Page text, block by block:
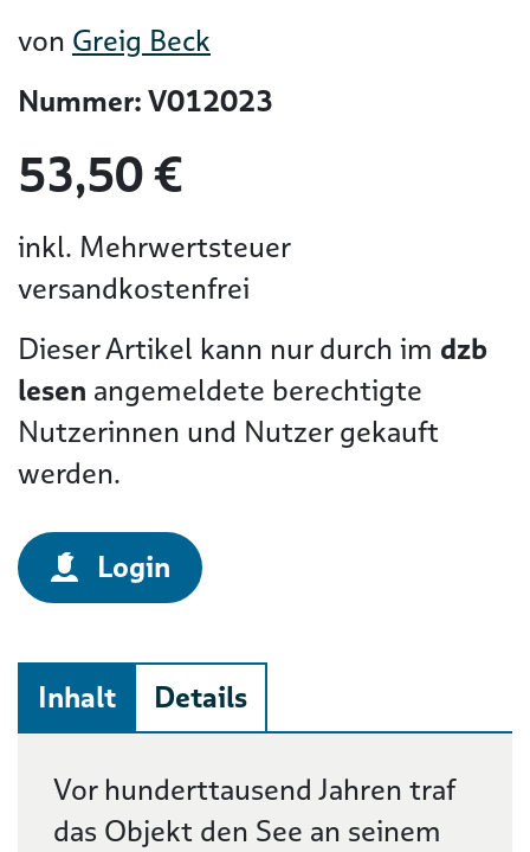
von Greig Beck
Nummer: V012023
53,50 €
inkl. Mehrwertsteuer
versandkostenfrei
Dieser Artikel kann nur durch im dzb
lesen angemeldete berechtigte
Nutzerinnen und Nutzer gekauft
werden.
Login
Inhalt Details
Beschreibung
Vor hunderttausend Jahren traf
das Objekt den See an seinem